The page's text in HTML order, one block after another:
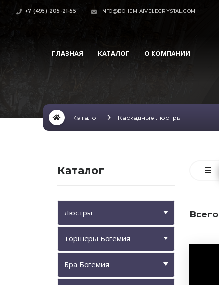
+7 (495) 205-21-55 INFO@BOHEMIAIVELECRYSTAL.COM
ГЛАВНАЯ КАТАЛОГ О КОМПАНИИ
Каталог Каскадные люстры
Каталог
Люстры
Торшеры Богемия
Бра Богемия